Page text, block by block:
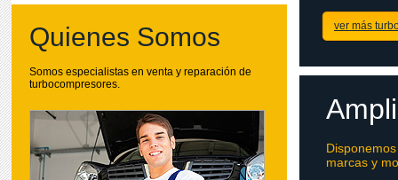
Quienes Somos
Somos especialistas en venta y reparación de
turbocompresores.
ver más
marcas y